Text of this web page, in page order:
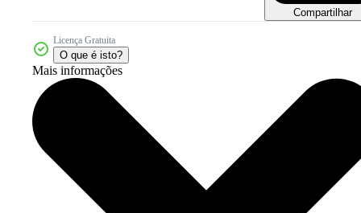
Compartilhar
Licença Gratuita
O que é isto?
Mais informações